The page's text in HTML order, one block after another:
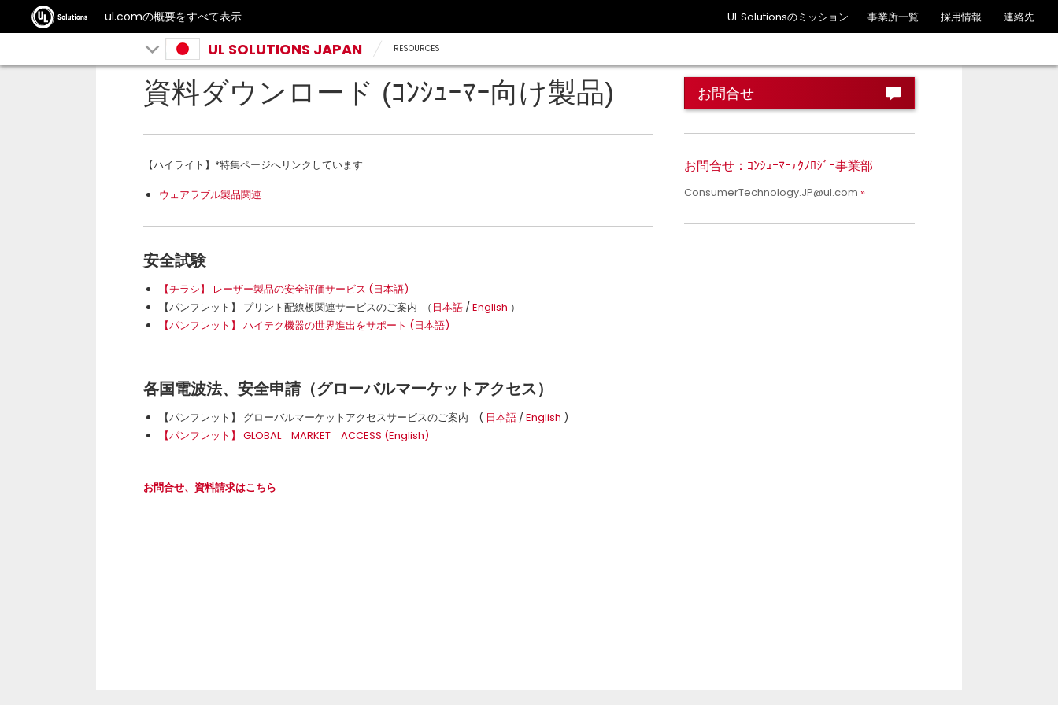
ul.comの概要をすべて表示 UL Solutionsのミッション 事業所一覧 採用情報 連絡先
UL SOLUTIONS JAPAN RESOURCES
資料ダウンロード (ｺﾝｼｭｰﾏｰ向け製品)
【ハイライト】*特集ページへリンクしています
ウェアラブル製品関連
安全試験
【チラシ】 レーザー製品の安全評価サービス (日本語)
【パンフレット】 プリント配線板関連サービスのご案内 （ 日本語 /English ）
【パンフレット】 ハイテク機器の世界進出をサポート (日本語)
各国電波法、安全申請（グローバルマーケットアクセス）
【パンフレット】 グローバルマーケットアクセスサービスのご案内 ( 日本語 /English )
【パンフレット】 GLOBAL MARKET ACCESS (English)
お問合せ、資料請求はこちら
お問合せ
お問合せ：ｺﾝｼｭｰﾏｰﾃｸﾉﾛｼﾞｰ事業部
ConsumerTechnology.JP@ul.com